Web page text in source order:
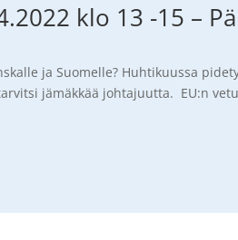
klo 13 -15 –
ja Suomelle? Huhtikuussa
jämäkkää johtajuutta. EU:n